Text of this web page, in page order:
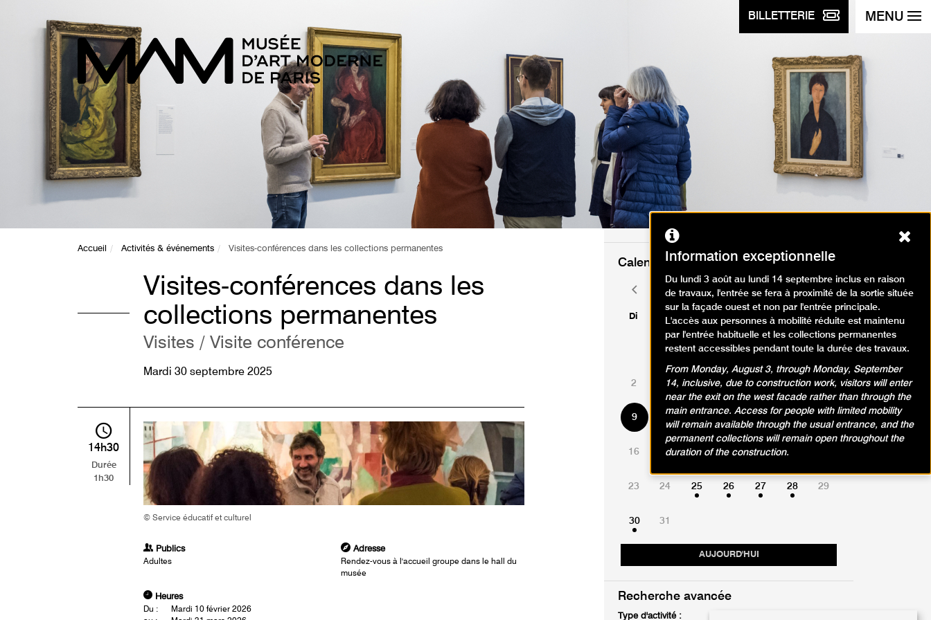
BILLETTERIE MENU
Accueil Activités & événements Visites-conférences dans les collections permanentes
Visites-conférences dans les
collections permanentes
Visites / Visite conférence
Mardi 30 septembre 2025
© Service éducatif et culturel
14h30
Durée
1h30
Publics
Adultes
Adresse
Rendez-vous à l'accueil groupe dans le hall du
musée
Heures
Du :
Mardi 10 février 2026
Calendrier des événements
août 2026
Di Lu Ma Ve Sa
AUJOURD'HUI
1
2 3 4 5 6 7 8
9 11 12 13 14
16 17 18 19 20 21
23 24 25 26 27 28 29
30 31
Mois
précédent
Mois
suivant
Recherche avancée
Type d'activité :
Information exceptionnelle
Du lundi 3 août au lundi 14 septembre inclus en raison
de travaux, l'entrée se fera à proximité de la sortie située
sur la façade ouest et non par l'entrée principale.
L'accès aux personnes à mobilité réduite est maintenu
par l'entrée habituelle et les collections permanentes
restent accessibles pendant toute la durée des travaux.
From Monday, August 3, through Monday, September
14, inclusive, due to construction work, visitors will enter
near the exit on the west facade rather than through the
main entrance. Access for people with limited mobility
will remain available through the usual entrance, and the
permanent collections will remain open throughout the
duration of the construction.